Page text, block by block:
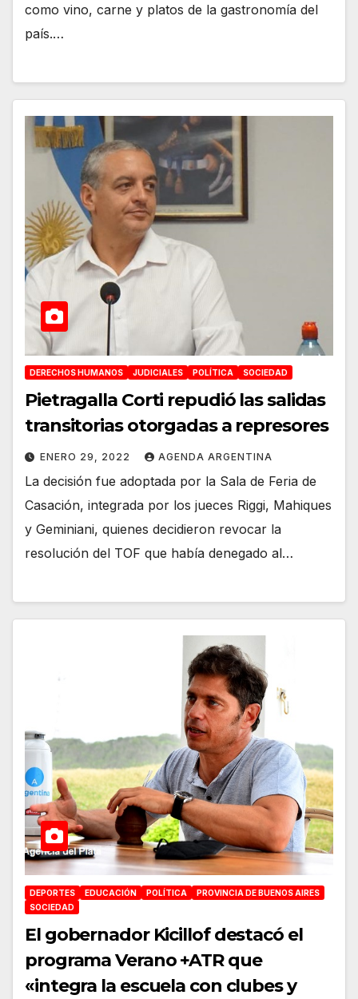
como vino, carne y platos de la gastronomía del
país.…
DERECHOS HUMANOS JUDICIALES POLÍTICA SOCIEDAD
Pietragalla Corti repudió las salidas
transitorias otorgadas a represores
ENERO 29, 2022 AGENDA ARGENTINA
La decisión fue adoptada por la Sala de Feria de
Casación, integrada por los jueces Riggi, Mahiques
y Geminiani, quienes decidieron revocar la
resolución del TOF que había denegado al…
DEPORTES EDUCACIÓN POLÍTICA
PROVINCIA DE BUENOS AIRES
SOCIEDAD
El gobernador Kicillof destacó el
programa Verano +ATR que
«integra la escuela con clubes y